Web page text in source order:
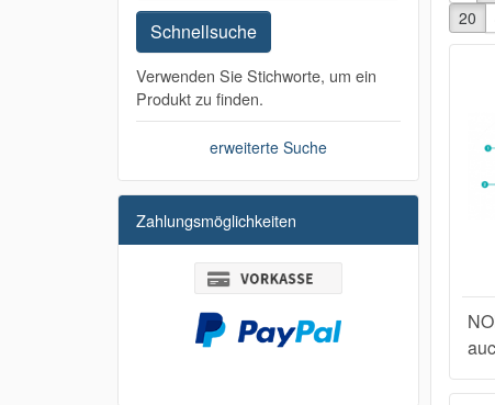
20
Schnellsuche
Verwenden Sie Stichworte, um ein
Produkt zu finden.
erweiterte Suche
Zahlungsmöglichkeiten